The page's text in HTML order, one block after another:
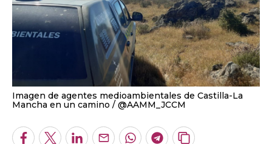
Imagen de agentes medioambientales de Castilla-La
Mancha en un camino
@AAMM_JCCM
Facebook
TwitterLinkedInEnviar
por
Email
WhatsappTelegram
Copiar
URL
del
ALERTAS DE ESTE AUTOR